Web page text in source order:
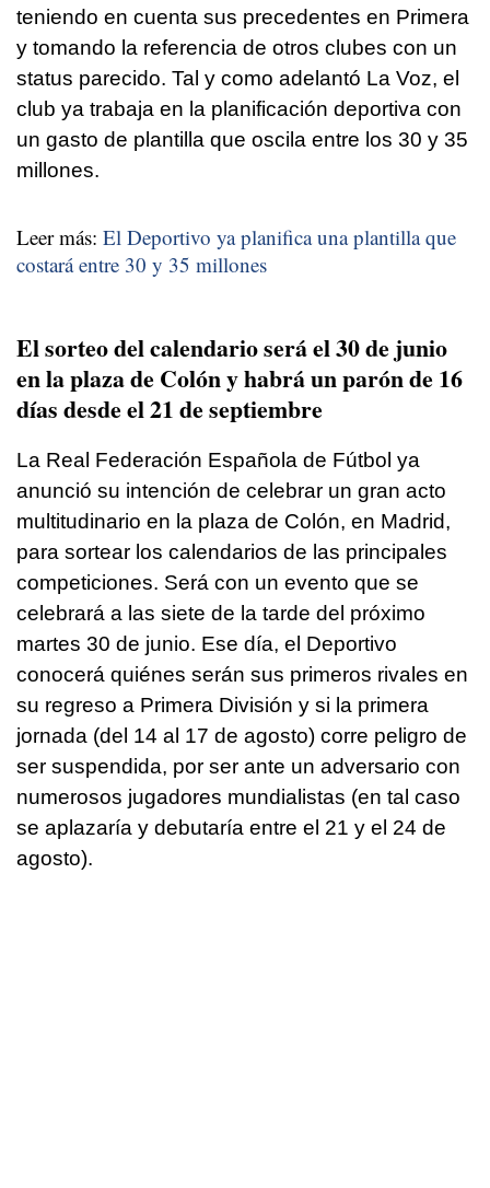
teniendo en cuenta sus precedentes en Primera
y tomando la referencia de otros clubes con un
status parecido. Tal y como adelantó La Voz, el
club ya trabaja en la planificación deportiva con
un gasto de plantilla que oscila entre los 30 y 35
millones.
Leer más: El Deportivo ya planifica una plantilla que
costará entre 30 y 35 millones
El sorteo del calendario será el 30 de junio
en la plaza de Colón y habrá un parón de 16
días desde el 21 de septiembre
La Real Federación Española de Fútbol ya
anunció su intención de celebrar un gran acto
multitudinario en la plaza de Colón, en Madrid,
para sortear los calendarios de las principales
competiciones. Será con un evento que se
celebrará a las siete de la tarde del próximo
martes 30 de junio. Ese día, el Deportivo
conocerá quiénes serán sus primeros rivales en
su regreso a Primera División y si la primera
jornada (del 14 al 17 de agosto) corre peligro de
ser suspendida, por ser ante un adversario con
numerosos jugadores mundialistas (en tal caso
se aplazaría y debutaría entre el 21 y el 24 de
agosto).